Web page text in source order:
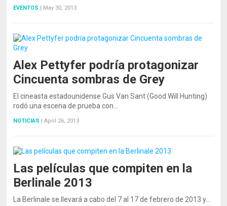
EVENTOS | May 30, 2013
Alex Pettyfer podría protagonizar
Cincuenta sombras de Grey
El cineasta estadounidense Gus Van Sant (Good Will Hunting)
rodó una escena de prueba con…
NOTICIAS | April 26, 2013
Las películas que compiten en la
Berlinale 2013
La Berlinale se llevará a cabo del 7 al 17 de febrero de 2013 y…